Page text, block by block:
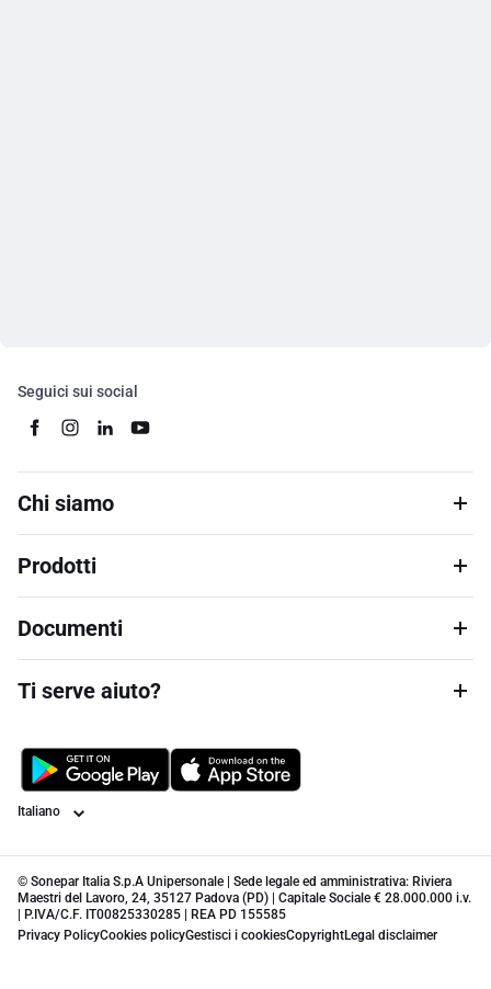
Seguici sui social
Chi siamo
Prodotti
Documenti
Ti serve aiuto?
Lingua
© Sonepar Italia S.p.A Unipersonale | Sede legale ed amministrativa: Riviera
Maestri del Lavoro, 24, 35127 Padova (PD) | Capitale Sociale € 28.000.000 i.v.
| P.IVA/C.F. IT00825330285 | REA PD 155585
Privacy PolicyCookies policyGestisci i cookiesCopyrightLegal disclaimer